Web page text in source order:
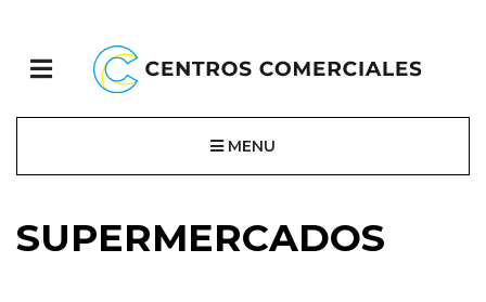
MENU
SUPERMERCADOS